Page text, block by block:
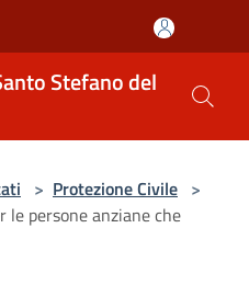
Stefano del
> Protezione Civile >
persone anziane che